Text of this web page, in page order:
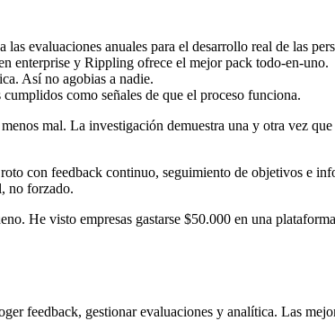
evaluaciones anuales para el desarrollo real de las
enterprise y Rippling ofrece el mejor pack todo-en-uno.
Así no agobias a nadie.
como señales de que el proceso funciona.
mal. La investigación demuestra una y otra vez
con feedback continuo, seguimiento de objetivos e
no forzado.
He visto empresas gastarse $50.000 en una
feedback, gestionar evaluaciones y analítica. Las